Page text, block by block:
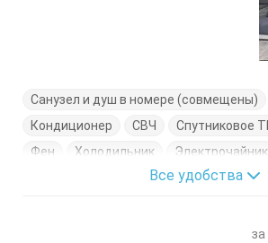
Санузел и душ в номере (совмещены)
Кондиционер
СВЧ Спутниковое
Фен
Холодильник Электрочайник
Журнальный столик
Все удобства